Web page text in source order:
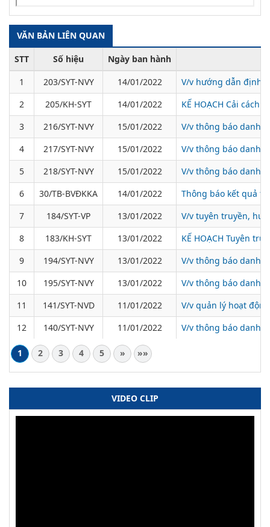
VĂN BẢN LIÊN QUAN
STT Số hiệu
Ngày ban hành
1
203/SYT-NVY 14/01/2022
V/v hướng dẫn định
2
205/KH-SYT 14/01/2022
KẾ HOẠCH Cải cách
3
216/SYT-NVY 15/01/2022
V/v thông báo danh
4
217/SYT-NVY 15/01/2022
V/v thông báo danh
5
218/SYT-NVY 15/01/2022
V/v thông báo danh
6
30/TB-BVĐKKA 14/01/2022
Thông báo kết quả
7
184/SYT-VP 13/01/2022
V/v tuyên truyền,
8
183/KH-SYT 13/01/2022
KẾ HOẠCH Tuyên
9
194/SYT-NVY 13/01/2022
V/v thông báo danh
10
195/SYT-NVY 13/01/2022
V/v thông báo danh
11
141/SYT-NVD 11/01/2022
V/v quản lý hoạt
12
140/SYT-NVY 11/01/2022 V/v thông báo danh
1 2 3 4 5 » »»
VIDEO CLIP